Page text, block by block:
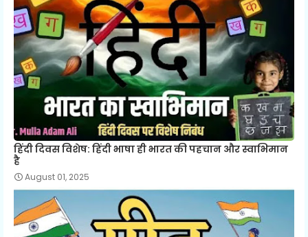
हिंदी दिवस विशेष: हिंदी भाषा ही भारत की पहचान और स्वाभिमान
है
August 01, 2025